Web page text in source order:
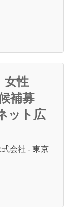
女性
補募
ット広
会社 - 東京